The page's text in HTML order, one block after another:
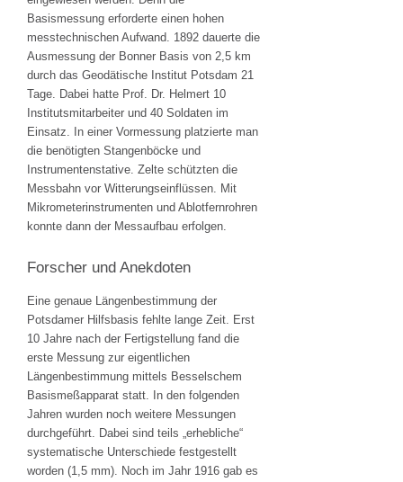
Basismessung erforderte einen hohen
messtechnischen Aufwand. 1892 dauerte die
Ausmessung der Bonner Basis von 2,5 km
durch das Geodätische Institut Potsdam 21
Tage. Dabei hatte Prof. Dr. Helmert 10
Institutsmitarbeiter und 40 Soldaten im
Einsatz. In einer Vormessung platzierte man
die benötigten Stangenböcke und
Instrumentenstative. Zelte schützten die
Messbahn vor Witterungseinflüssen. Mit
Mikrometerinstrumenten und Ablotfernrohren
konnte dann der Messaufbau erfolgen.
Forscher und Anekdoten
Eine genaue Längenbestimmung der
Potsdamer Hilfsbasis fehlte lange Zeit. Erst
10 Jahre nach der Fertigstellung fand die
erste Messung zur eigentlichen
Längenbestimmung mittels Besselschem
Basismeßapparat statt. In den folgenden
Jahren wurden noch weitere Messungen
durchgeführt. Dabei sind teils „erhebliche“
systematische Unterschiede festgestellt
worden (1,5 mm). Noch im Jahr 1916 gab es